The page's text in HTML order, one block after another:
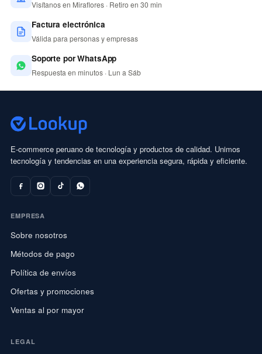
Visítanos en Miraflores · Retiro en 30 min
Factura electrónica
Válida para personas y empresas
Soporte por WhatsApp
Respuesta en minutos · Lun a Sáb
E-commerce peruano de tecnología y productos de calidad. Unimos
tecnología y tendencias en una experiencia segura, rápida y eficiente.
EMPRESA
Sobre nosotros
Métodos de pago
Política de envíos
Ofertas y promociones
Ventas al por mayor
LEGAL